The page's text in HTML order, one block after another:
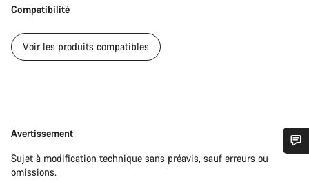
Compatibilité
Voir les produits compatibles
Avertissement
Avertissement
Sujet à modification technique sans préavis, sauf erreurs ou
omissions.Besoin d’aide ?